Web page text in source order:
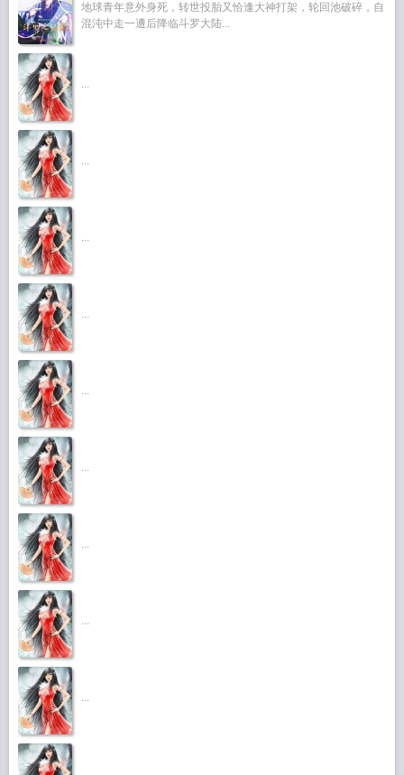
地球青年意外身死，转世投胎又恰逢大神打架，轮回池破碎，自
混沌中走一遭后降临斗罗大陆...
...
...
...
...
...
...
...
...
...